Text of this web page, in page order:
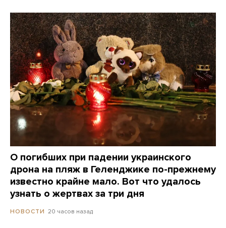
О погибших при падении украинского
дрона на пляж в Геленджике по-прежнему
известно крайне мало. Вот что удалось
узнать о жертвах за три дня
НОВОСТИ 20 часов назад